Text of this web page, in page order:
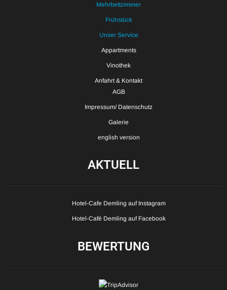
Mehrbettzimmer
Frühstück
Unser Service
Appartments
Vinothek
Anfahrt & Kontakt
AGB
Impressum/ Datenschutz
Galerie
english version
AKTUELL
Hotel-Cafe Demling auf Instagram
Hotel-Café Demling auf Facebook
BEWERTUNG